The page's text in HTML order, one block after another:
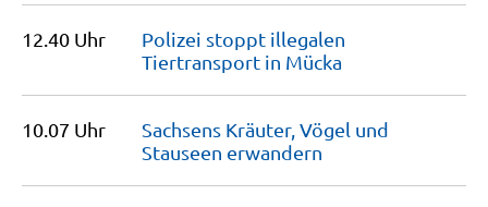
12.40 Uhr
Polizei stoppt illegalen
Tiertransport in Mücka
10.07 Uhr
Sachsens Kräuter, Vögel und
Stauseen erwandern